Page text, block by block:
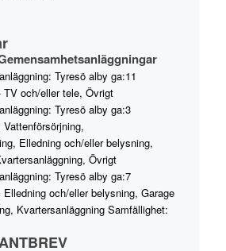
Tyresö alby ga:11
TV och/eller tele, Övrigt
Tyresö alby ga:3
Elledning och/eller belysning,
Övrigt
Tyresö alby ga:7
Elledning och/eller belysning, Garage
Kvartersanläggning Samfällighet: